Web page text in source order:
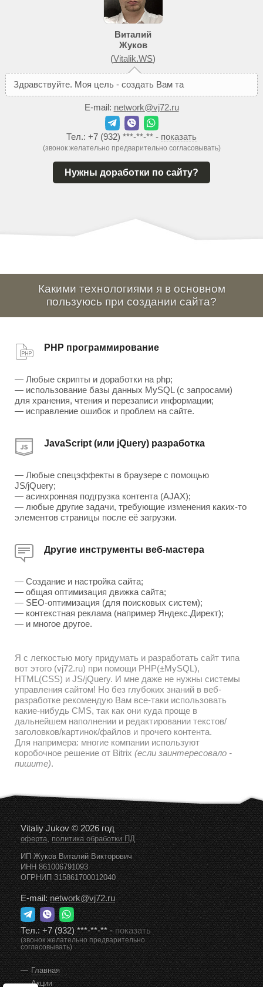
Виталий
Жуков
(Vitalik.WS)
Здравствуйте. Моя цель - создать Вам так
E-mail: network@vj72.ru
Тел.: +7 (932) ***-**-** - показать
(звонок желательно предварительно согласовывать)
Нужны доработки по сайту?
Какими технологиями я в основном
пользуюсь при создании сайта?
PHP программирование
— Любые скрипты и доработки на php;
— использование базы данных MySQL (с запросами)
для хранения, чтения и перезаписи информации;
— исправление ошибок и проблем на сайте.
JavaScript (или jQuery) разработка
— Любые спецэффекты в браузере с помощью
JS/jQuery;
— асинхронная подгрузка контента (AJAX);
— любые другие задачи, требующие изменения каких-то
элементов страницы после её загрузки.
Другие инструменты веб-мастера
— Создание и настройка сайта;
— общая оптимизация движка сайта;
— SEO-оптимизация (для поисковых систем);
— контекстная реклама (например Яндекс.Директ);
— и многое другое.
Я с легкостью могу придумать и разработать сайт типа
вот этого (vj72.ru) при помощи PHP(±MySQL),
HTML(CSS) и JS/jQuery. И мне даже не нужны системы
управления сайтом! Но без глубоких знаний в веб-
разработке рекомендую Вам все-таки использовать
какие-нибудь CMS, так как они куда проще в
дальнейшем наполнении и редактировании текстов/
заголовков/картинок/файлов и прочего контента.
Для напримера: многие компании используют
коробочное решение от Bitrix (если заинтересовало -
пишите).
Vitaliy Jukov © 2026 год
оферта,политика обработки ПД
ИП Жуков Виталий Викторович
ИНН 861006791093
ОГРНИП 315861700012040
E-mail:network@vj72.ru
Тел.:+7 (932) ***-**-**-показать
(звонок желательно предварительно
согласовывать)
Главная
Акции